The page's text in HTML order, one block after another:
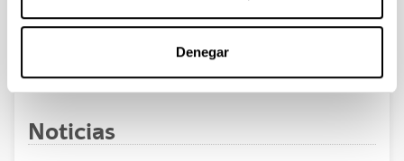
Denegar
Páginas intermedias Use
Noticias